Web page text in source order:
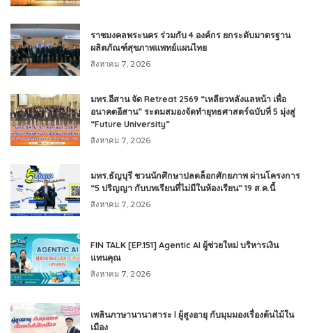
ราชมงคลพระนคร ร่วมกับ 4 องค์กร ยกระดับมาตรฐาน
ผลิตภัณฑ์สุขภาพแพทย์แผนไทย
สิงหาคม 7, 2026
มทร.อีสาน จัด Retreat 2569 “เหลียวหลังแลหน้า เพื่อ
อนาคตอีสาน” ระดมสมองจัดทำยุทธศาสตร์ฉบับที่ 5 มุ่งสู่
“Future University”
สิงหาคม 7, 2026
มทร.ธัญบุรี ชวนนักศึกษาปลดล็อกศักยภาพ ผ่านโครงการ
“5 ปริญญา กับบทเรียนที่ไม่มีในห้องเรียน” 19 ส.ค.นี้
สิงหาคม 7, 2026
FIN TALK [EP.151] Agentic AI ผู้ช่วยใหม่ บริหารเงิน
แทนคุณ
สิงหาคม 7, 2026
เพลินภาษานานาสาระ l ผู้สูงอายุ กับมุมมองเรื่องต้นไม้ใน
เมือง